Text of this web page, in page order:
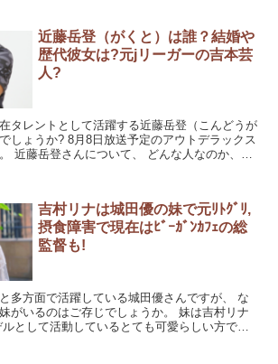
近藤岳登（がくと）は誰？結婚や
歴代彼女は?元jリーガーの吉本芸
人?
タレントとして活躍する近藤岳登（こんどうが
しょうか? 8月8日放送予定のアウトデラックス
近藤岳登さんについて、 どんな人なのか、彼
吉村リナは城田優の妹で元ﾘﾄｸﾞﾘ,
摂食障害で現在はﾋﾞｰｶﾞﾝｶﾌｪの総
監督も!
多方面で活躍している城田優さんですが、 な
がいるのはご存じでしょうか。 妹は吉村リナ
として活動しているとても可愛らしい方で